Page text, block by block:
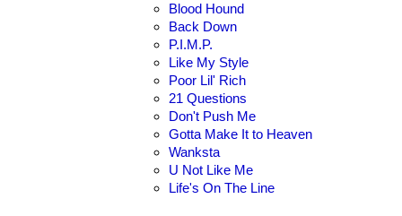
Blood Hound
Back Down
P.I.M.P.
Like My Style
Poor Lil' Rich
21 Questions
Don't Push Me
Gotta Make It to Heaven
Wanksta
U Not Like Me
Life's On The Line